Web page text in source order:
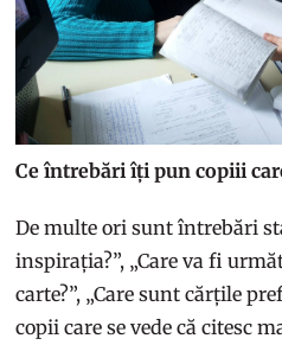
Ce întrebări îți pun copiii
De multe ori sunt întrebări
inspirația?”, „Care va fi
carte?”, „Care sunt cărțile
copii care se vede că citesc